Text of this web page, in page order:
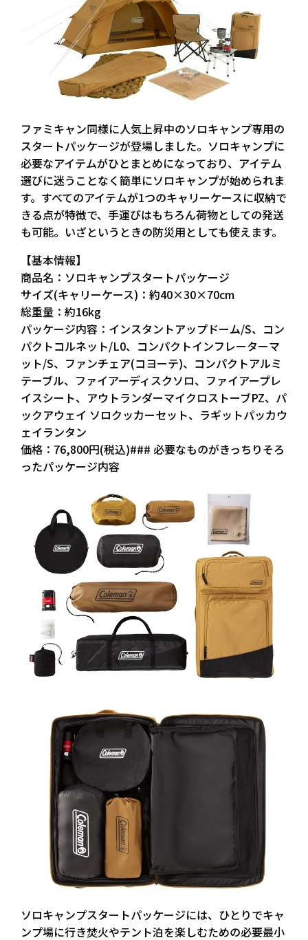
ファミキャン同様に人気上昇中のソロキャンプ専用の
スタートパッケージが登場しました。ソロキャンプに
必要なアイテムがひとまとめになっており、アイテム
選びに迷うことなく簡単にソロキャンプが始められま
す。すべてのアイテムが1つのキャリーケースに収納で
きる点が特徴で、手運びはもちろん荷物としての発送
も可能。いざというときの防災用としても使えます。
【基本情報】
商品名：ソロキャンプスタートパッケージ
サイズ(キャリーケース)：約40×30×70cm
総重量：約16kg
パッケージ内容：インスタントアップドーム/S、コン
パクトコルネット/L0、コンパクトインフレーターマ
ット/S、ファンチェア(コヨーテ)、コンパクトアルミ
テーブル、ファイアーディスクソロ、ファイアープレ
イスシート、アウトランダーマイクロストーブPZ、パ
ックアウェイ ソロクッカーセット、ラギットパッカウ
ェイランタン
価格：76,800円(税込)### 必要なものがきっちりそろ
ったパッケージ内容
ソロキャンプスタートパッケージには、ひとりでキャ
ンプ場に行き焚火やテント泊を楽しむための必要最小